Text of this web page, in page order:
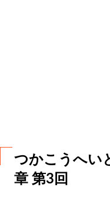
つかこうへい
章 第3回